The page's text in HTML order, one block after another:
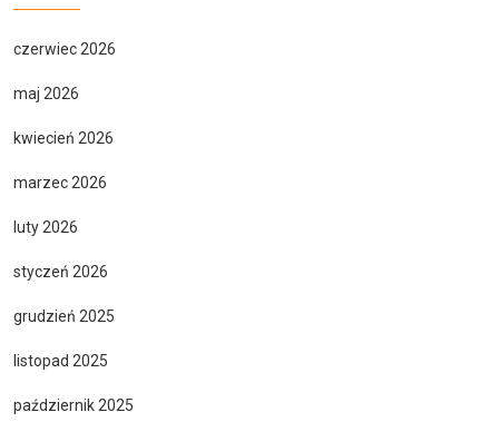
czerwiec 2026
maj 2026
kwiecień 2026
marzec 2026
luty 2026
styczeń 2026
grudzień 2025
listopad 2025
październik 2025